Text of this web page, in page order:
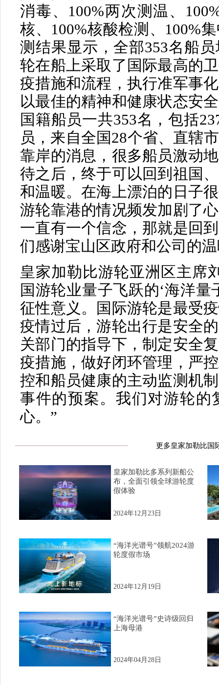
消毒、100%两次测温、
核、100%核酸检测、100%
测结果显示，全部353名船
轮在船上采取了国际最高的
疫措施和流程，执行准军事
以最佳的精神和健康状态安
国籍船员一共353名，包括
员，来自全国28个省、直辖
靠岸的消息，很多船员激动
待之后，终于可以回到祖国
和温暖。在海上漂泊的日子
游轮靠港的情况频发加剧了
一直有一个信念，那就是回
们感谢宝山区政府和公司的
皇家加勒比游轮亚洲区主席
国游轮业量子飞跃的‘海洋
征性意义。国际游轮是最受
疫情过后，游轮出行是安全
关部门的指导下，制定安全
疫措施，做好闭环管理，严
控和船员健康的主动监测机
事件的预案。我们对游轮的
心。”
更多皇家加勒比国
皇家加勒比多系列新船公
布，全面引领全球游轮度
假体验
2024年12月23日
“海洋光谱号”领航2024游
轮度假市场
2024年12月19日
“海洋光谱号”史诗级回归
上海母港
2024年04月28日